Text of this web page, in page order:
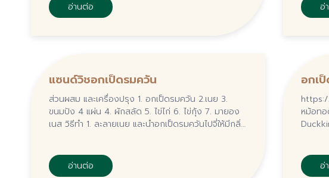
อ่านต่อ อ่
แซนด์วิชอกเป็ดรมควัน
ส่วนผสม และเครื่องปรุง 1. อกเป็ดรมควัน 2.เนย 3.
ขนมปัง 4 แผ่น 4. ผักสลัด 5. ไข่ไก่ 6. ไข่กุ้ง 7. มายอง
เนส วิธีทำ 1. ละลายเนย และนำอกเป็ดรมควันไปจี่ให้มีกลิ่น
อ่านต่อ
อกเ
หม้อทอ
อ่